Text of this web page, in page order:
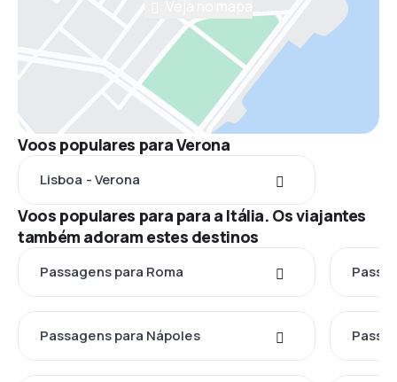
Voos populares para Verona
Lisboa - Verona
Voos populares para para a Itália. Os viajantes
também adoram estes destinos
Passagens para Roma
Passagens para Nápoles